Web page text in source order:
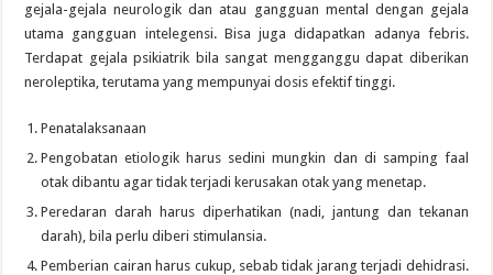
gejala-gejala neurologik dan atau gangguan mental dengan gejala
utama gangguan intelegensi. Bisa juga didapatkan adanya febris.
Terdapat gejala psikiatrik bila sangat mengganggu dapat diberikan
neroleptika, terutama yang mempunyai dosis efektif tinggi.
Penatalaksanaan
Pengobatan etiologik harus sedini mungkin dan di samping faal
otak dibantu agar tidak terjadi kerusakan otak yang menetap.
Peredaran darah harus diperhatikan (nadi, jantung dan tekanan
darah), bila perlu diberi stimulansia.
Pemberian cairan harus cukup, sebab tidak jarang terjadi dehidrasi.